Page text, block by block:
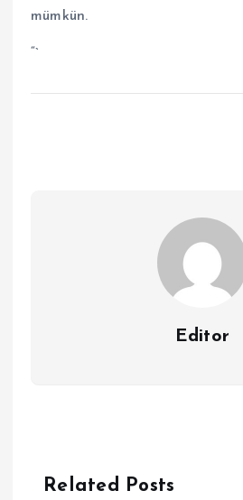
mümkün.
“`
Editor
Related Posts